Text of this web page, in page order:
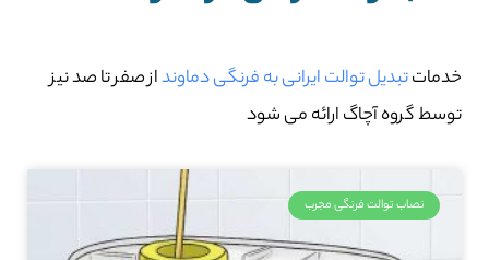
خدماتتبدیل توالت ایرانی به فرنگی دماونداز صفر تا صد نیز
توسط گروه آچاگ ارائه می شود
نصاب توالت فرنگی مجرب